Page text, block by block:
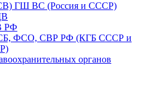
ГШ ВС (Россия и СССР)
РФ
ФСО, СВР РФ (КГБ СССР и
органов